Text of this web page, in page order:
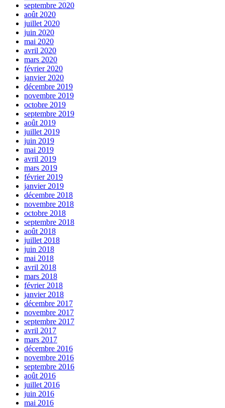
septembre 2020
août 2020
juillet 2020
juin 2020
mai 2020
avril 2020
mars 2020
février 2020
janvier 2020
décembre 2019
novembre 2019
octobre 2019
septembre 2019
août 2019
juillet 2019
juin 2019
mai 2019
avril 2019
mars 2019
février 2019
janvier 2019
décembre 2018
novembre 2018
octobre 2018
septembre 2018
août 2018
juillet 2018
juin 2018
mai 2018
avril 2018
mars 2018
février 2018
janvier 2018
décembre 2017
novembre 2017
septembre 2017
avril 2017
mars 2017
décembre 2016
novembre 2016
septembre 2016
août 2016
juillet 2016
juin 2016
mai 2016